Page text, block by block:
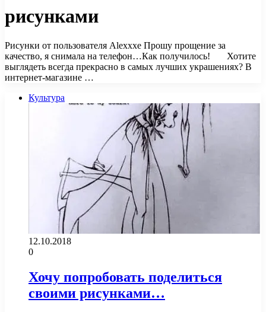
рисунками
Рисунки от пользователя Alexxxe Прошу прощение за
качество, я снимала на телефон…Как получилось! Хотите
выглядеть всегда прекрасно в самых лучших украшениях? В
интернет-магазине …
Культура
12.10.2018
0
Хочу попробовать поделиться
своими рисунками…